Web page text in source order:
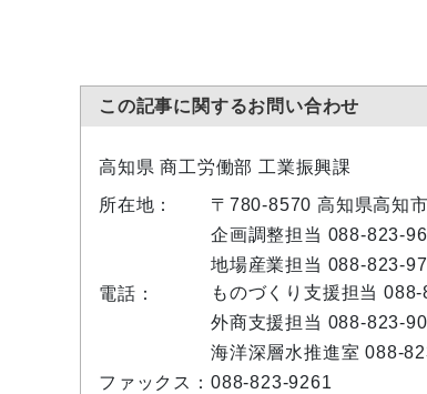
この記事に関するお問い合わせ
高知県 商工労働部 工業振興課
所在地：
〒780-8570 高知県高知
電話：
企画調整担当 088-823-
地場産業担当 088-823-
ものづくり支援担当
外商支援担当 088-823-
海洋深層水推進室 088-
ファックス： 088-823-9261